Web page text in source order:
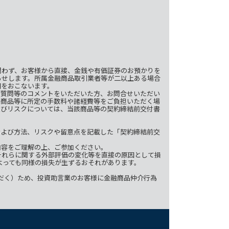
ず、お客様から直接、金銭や有価証券のお預かりを
します。所属金融商品取引業者等が二以上ある場合
おこないます。
問等のコメントをいただいた方、お問合せいただい
品等に所定の手数料や諸経費等をご負担いただく場
リスクについては、当該商品等の契約締結前交付書
び方法、リスクや留意点を記載した「契約締結前交
をご理解の上、ご参加ください。
らに関する外部評価の変化等を直接の原因として損
ても同様の損失が生ずるおそれがあります。
）ため、投資助言業のお客様に金融商品仲介行為